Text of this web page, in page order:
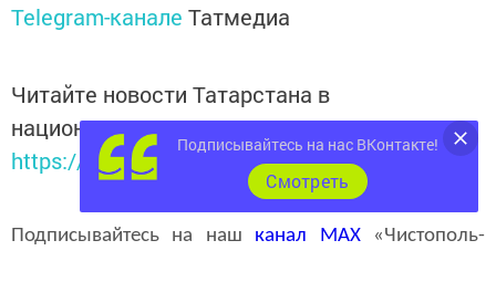
Telegram-канале Татмедиа
Читайте новости Татарстана в
национальном мессенджере MАХ:
https://max.ru/tatmedia
Подписывайтесь на наш канал MAX«Чистополь-
Подписывайтесь на нас ВКонтакте!
Cмотреть